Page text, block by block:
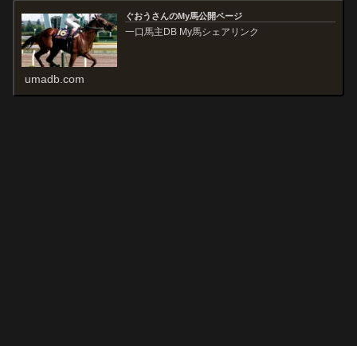
ぐおうさんのMy馬公開ページ
一口馬主DB My馬シェアリンク
umadb.com